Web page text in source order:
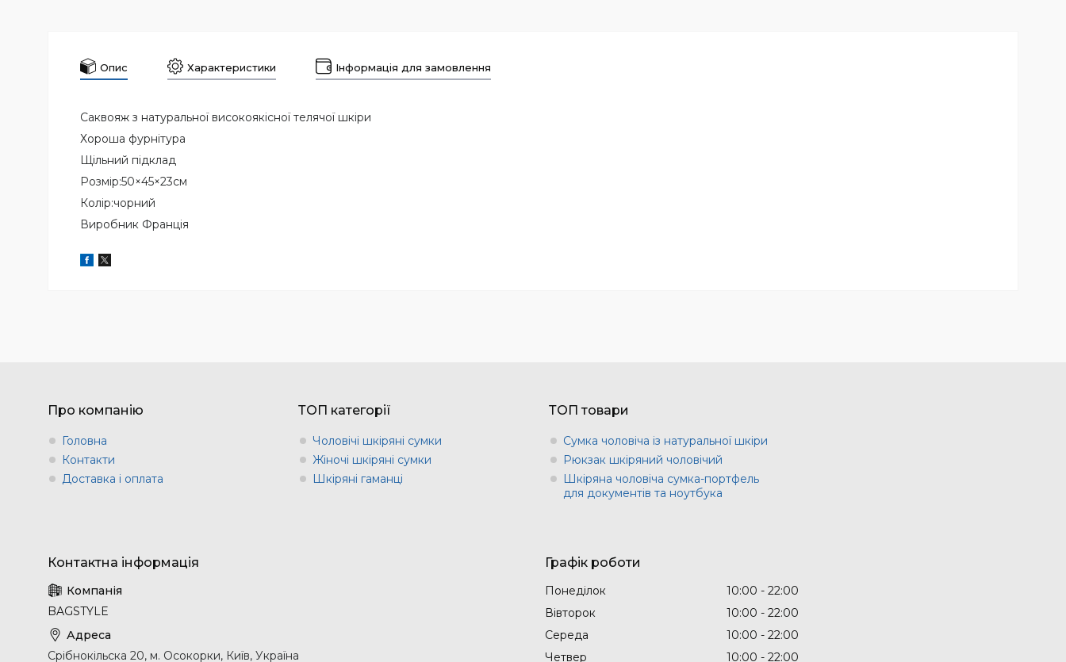
Опис Характеристики Інформація для замовлення
Саквояж з натуральної високоякісної телячої шкіри
Хороша фурнітура
Щільний підклад
Розмір:50×45×23см
Колір:чорний
Виробник Франція
Про компанію
Головна
Контакти
Доставка і оплата
ТОП категорії
Чоловічі шкіряні сумки
Жіночі шкіряні сумки
Шкіряні гаманці
ТОП товари
Сумка чоловіча із натуральної шкіри
Рюкзак шкіряний чоловічий
Шкіряна чоловіча сумка-портфель
для документів та ноутбука
BAGSTYLE
Срібнокільска 20, м. Осокорки, Київ, Україна
Графік роботи
Понеділок 10:00
22:00
Вівторок
10:00
22:00
Середа
10:00
22:00
Четвер
10:00 22:00